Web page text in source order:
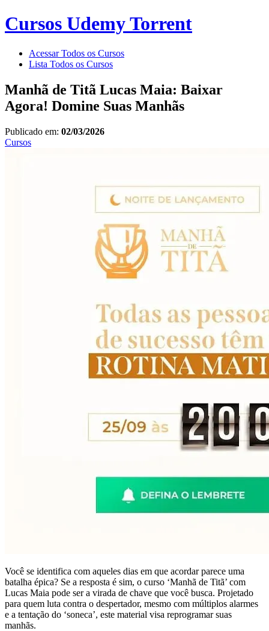
Cursos Udemy Torrent
Acessar Todos os Cursos
Lista Todos os Cursos
Manhã de Titã Lucas Maia: Baixar
Agora! Domine Suas Manhãs
Publicado em: 02/03/2026
Cursos
Você se identifica com aqueles dias em que acordar parece uma
batalha épica? Se a resposta é sim, o curso ‘Manhã de Titã’ com
Lucas Maia pode ser a virada de chave que você busca. Projetado
para quem luta contra o despertador, mesmo com múltiplos alarmes
e a tentação do ‘soneca’, este material visa reprogramar suas
manhãs.